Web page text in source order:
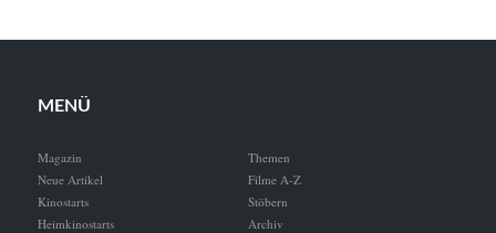
MENÜ
Magazin
Neue Artikel
Kinostarts
Heimkinostarts
Themen
Filme A-Z
Stöbern
Archiv